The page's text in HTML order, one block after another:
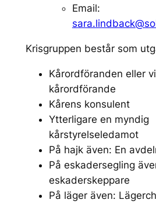
Email:
Krisgruppen består som
Kårordföranden eller
kårordförande
Kårens konsulent
Ytterligare en myndig
kårstyrelseledamot
På hajk även: En
På eskadersegling
eskaderskeppare
På läger även: